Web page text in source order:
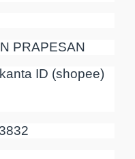
PRAPESAN
ID (shopee)